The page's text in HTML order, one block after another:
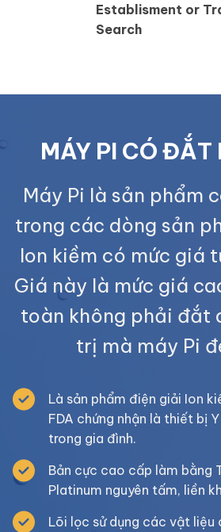
Establisment or
Search
MÁY PI CÓ ĐẮT
Máy Pi là sản phẩm
trong các dòng sản
Ion kiềm có mức
Giá này là mức giá
toàn không phải đắt
trị mà máy Pi
Là sản phẩm điện giải Ion
FDA chứng nhận là thiết bị
trong gia đình.
Bản cực cao cấp làm bằng
Platinum nguyên tấm, liền
Lõi lọc sử dụng các vật